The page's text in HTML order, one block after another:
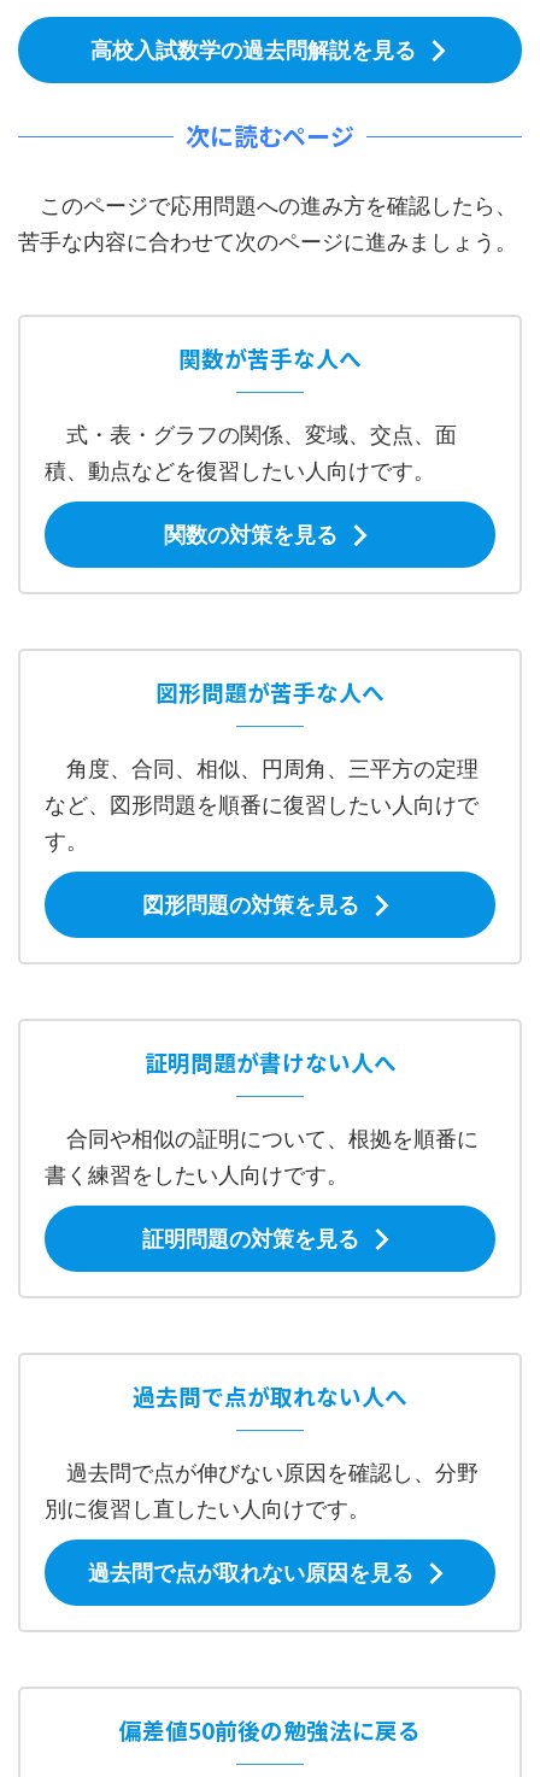
高校入試数学の過去問解説を見る
次に読むページ
このページで応用問題への進み方を確認したら、
苦手な内容に合わせて次のページに進みましょう。
関数が苦手な人へ
式・表・グラフの関係、変域、交点、面
積、動点などを復習したい人向けです。
関数の対策を見る
図形問題が苦手な人へ
角度、合同、相似、円周角、三平方の定理
など、図形問題を順番に復習したい人向けで
す。
図形問題の対策を見る
証明問題が書けない人へ
合同や相似の証明について、根拠を順番に
書く練習をしたい人向けです。
証明問題の対策を見る
過去問で点が取れない人へ
過去問で点が伸びない原因を確認し、分野
別に復習し直したい人向けです。
過去問で点が取れない原因を見る
偏差値50前後の勉強法に戻る